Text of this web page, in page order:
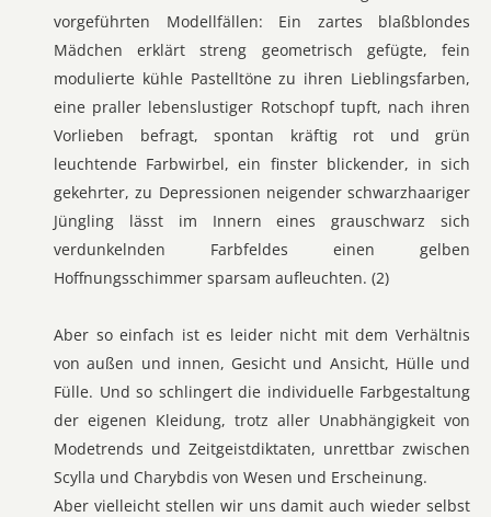
vorgeführten Modellfällen: Ein zartes blaßblondes
Mädchen erklärt streng geometrisch gefügte, fein
modulierte kühle Pastelltöne zu ihren Lieblingsfarben,
eine praller lebenslustiger Rotschopf tupft, nach ihren
Vorlieben befragt, spontan kräftig rot und grün
leuchtende Farbwirbel, ein finster blickender, in sich
gekehrter, zu Depressionen neigender schwarzhaariger
Jüngling lässt im Innern eines grauschwarz sich
verdunkelnden Farbfeldes einen gelben
Hoffnungsschimmer sparsam aufleuchten. (2)
Aber so einfach ist es leider nicht mit dem Verhältnis
von außen und innen, Gesicht und Ansicht, Hülle und
Fülle. Und so schlingert die individuelle Farbgestaltung
der eigenen Kleidung, trotz aller Unabhängigkeit von
Modetrends und Zeitgeistdiktaten, unrettbar zwischen
Scylla und Charybdis von Wesen und Erscheinung.
Aber vielleicht stellen wir uns damit auch wieder selbst